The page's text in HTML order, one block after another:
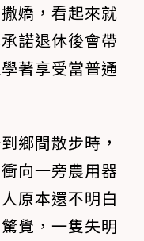
嬌，看起來就
諾退休後會帶
著享受當普通
鄉間散步時，
向一旁農用器
原本還不明白
覺，一隻失明